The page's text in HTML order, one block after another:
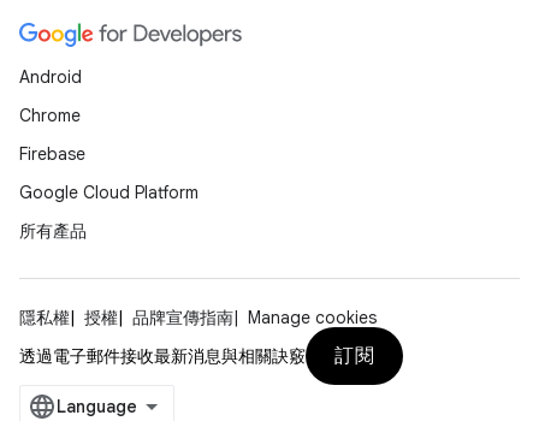
Android
Chrome
Firebase
Google Cloud Platform
所有產品
隱私權 授權 品牌宣傳指南
Manage cookies
透過電子郵件接收最新消息與相關訣竅
訂閱